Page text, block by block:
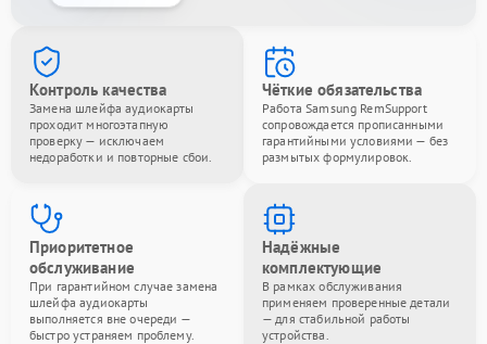
Контроль качества
Замена шлейфа аудиокарты
проходит многоэтапную
проверку — исключаем
недоработки и повторные сбои.
Чёткие обязательства
Работа Samsung RemSupport
сопровождается прописанными
гарантийными условиями — без
размытых формулировок.
Приоритетное
обслуживание
При гарантийном случае замена
шлейфа аудиокарты
выполняется вне очереди —
быстро устраняем проблему.
Надёжные
комплектующие
В рамках обслуживания
применяем проверенные детали
— для стабильной работы
устройства.